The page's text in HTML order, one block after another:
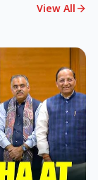
View All